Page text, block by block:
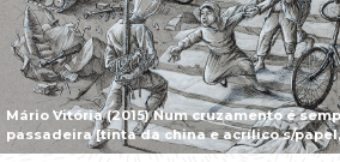
Mário Vitória (2015) Num cruzamento é
passadeira [tinta da china e acrílico s/